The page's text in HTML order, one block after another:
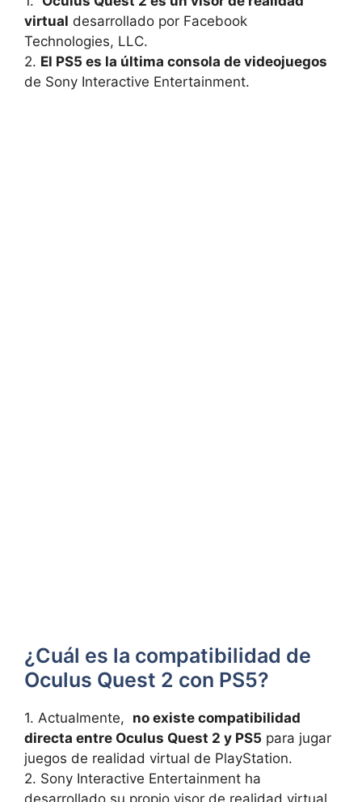
virtual desarrollado por Facebook
Technologies,⁤ LLC.
2. El PS5 es⁤ la última consola de videojuegos
de⁣ Sony Interactive Entertainment.
¿Cuál es⁤ la compatibilidad de ​
Oculus Quest 2 con PS5?
1. Actualmente, ⁤ no existe compatibilidad
directa entre Oculus Quest 2 y PS5 para jugar
juegos de realidad virtual⁢ de PlayStation.
2. Sony Interactive Entertainment ha
desarrollado su propio visor de realidad virtual,